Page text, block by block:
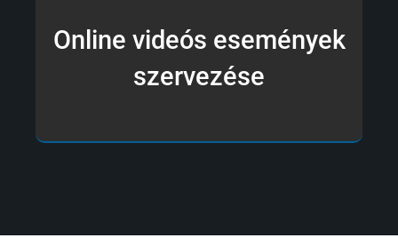
Online videós események
szervezése